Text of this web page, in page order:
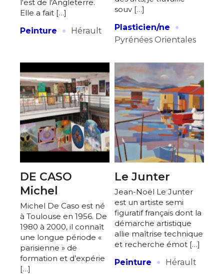
l'est de l'Angleterre.
Elle a fait […]
Peinture
· Hérault
souv […]
Plasticien/ne
·
Pyrénées Orientales
DE CASO
Michel
Michel De Caso est né
à Toulouse en 1956. De
1980 à 2000, il connaît
une longue période «
parisienne » de
formation et d’expérie
[…]
Le Junter
Jean-Noël Le Junter
est un artiste semi
figuratif français dont la
démarche artistique
allie maîtrise technique
et recherche émot […]
Peinture
· Hérault